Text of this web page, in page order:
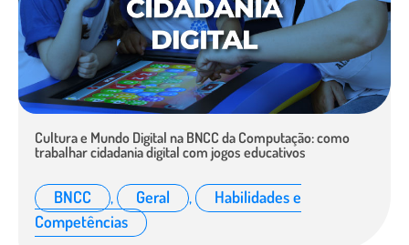
Cultura e Mundo Digital na BNCC da Computação: como
trabalhar cidadania digital com jogos educativos
BNCC , Geral ,
Habilidades e
Competências